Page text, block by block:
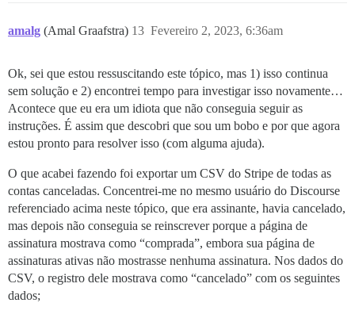
amalg (Amal Graafstra) Fevereiro 2, 2023, 6:36am
13
Ok, sei que estou ressuscitando este tópico, mas 1) isso continua
sem solução e 2) encontrei tempo para investigar isso novamente…
Acontece que eu era um idiota que não conseguia seguir as
instruções. É assim que descobri que sou um bobo e por que agora
estou pronto para resolver isso (com alguma ajuda).
O que acabei fazendo foi exportar um CSV do Stripe de todas as
contas canceladas. Concentrei-me no mesmo usuário do Discourse
referenciado acima neste tópico, que era assinante, havia cancelado,
mas depois não conseguia se reinscrever porque a página de
assinatura mostrava como “comprada”, embora sua página de
assinaturas ativas não mostrasse nenhuma assinatura. Nos dados do
CSV, o registro dele mostrava como “cancelado” com os seguintes
dados;